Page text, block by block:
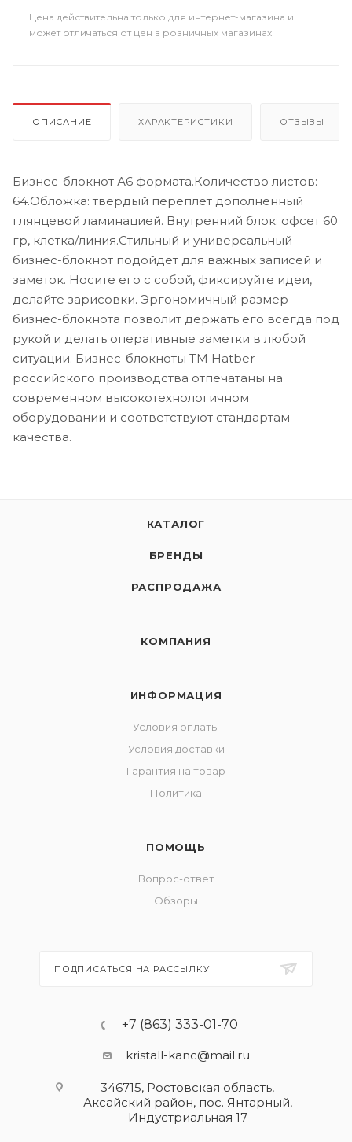
Цена действительна только для интернет-магазина и
может отличаться от цен в розничных магазинах
ОПИСАНИЕ ХАРАКТЕРИСТИКИ ОТЗЫВЫ
Бизнес-блокнот А6 формата.Количество листов:
64.Обложка: твердый переплет дополненный
глянцевой ламинацией. Внутренний блок: офсет 60
гр, клетка/линия.Стильный и универсальный
бизнес-блокнот подойдёт для важных записей и
заметок. Носите его с собой, фиксируйте идеи,
делайте зарисовки. Эргономичный размер
бизнес-блокнота позволит держать его всегда под
рукой и делать оперативные заметки в любой
ситуации. Бизнес-блокноты ТМ Hatber
российского производства отпечатаны на
современном высокотехнологичном
оборудовании и соответствуют стандартам
качества.
КАТАЛОГ
БРЕНДЫ
РАСПРОДАЖА
КОМПАНИЯ
ИНФОРМАЦИЯ
Условия оплаты
Условия доставки
Гарантия на товар
Политика
ПОМОЩЬ
Вопрос-ответ
Обзоры
ПОДПИСАТЬСЯ НА РАССЫЛКУ
+7 (863) 333-01-70
kristall-kanc@mail.ru
346715, Ростовская область​,
Аксайский район, пос. Янтарный,
Индустриальная 17